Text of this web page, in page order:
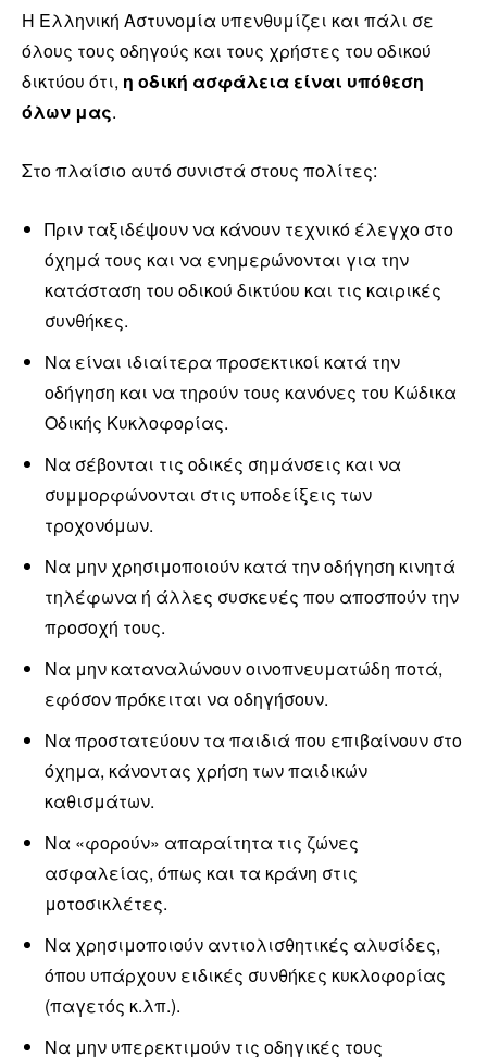
Η Ελληνική Αστυνομία υπενθυμίζει και πάλι σε
όλους τους οδηγούς και τους χρήστες του οδικού
δικτύου ότι, η οδική ασφάλεια είναι υπόθεση
όλων μας.
Στο πλαίσιο αυτό συνιστά στους πολίτες:
Πριν ταξιδέψουν να κάνουν τεχνικό έλεγχο στο
όχημά τους και να ενημερώνονται για την
κατάσταση του οδικού δικτύου και τις καιρικές
συνθήκες.
Να είναι ιδιαίτερα προσεκτικοί κατά την
οδήγηση και να τηρούν τους κανόνες του Κώδικα
Οδικής Κυκλοφορίας.
Να σέβονται τις οδικές σημάνσεις και να
συμμορφώνονται στις υποδείξεις των
τροχονόμων.
Να μην χρησιμοποιούν κατά την οδήγηση κινητά
τηλέφωνα ή άλλες συσκευές που αποσπούν την
προσοχή τους.
Να μην καταναλώνουν οινοπνευματώδη ποτά,
εφόσον πρόκειται να οδηγήσουν.
Να προστατεύουν τα παιδιά που επιβαίνουν στο
όχημα, κάνοντας χρήση των παιδικών
καθισμάτων.
Να «φορούν» απαραίτητα τις ζώνες
ασφαλείας, όπως και τα κράνη στις
μοτοσικλέτες.
Να χρησιμοποιούν αντιολισθητικές αλυσίδες,
όπου υπάρχουν ειδικές συνθήκες κυκλοφορίας
(παγετός κ.λπ.).
Να μην υπερεκτιμούν τις οδηγικές τους